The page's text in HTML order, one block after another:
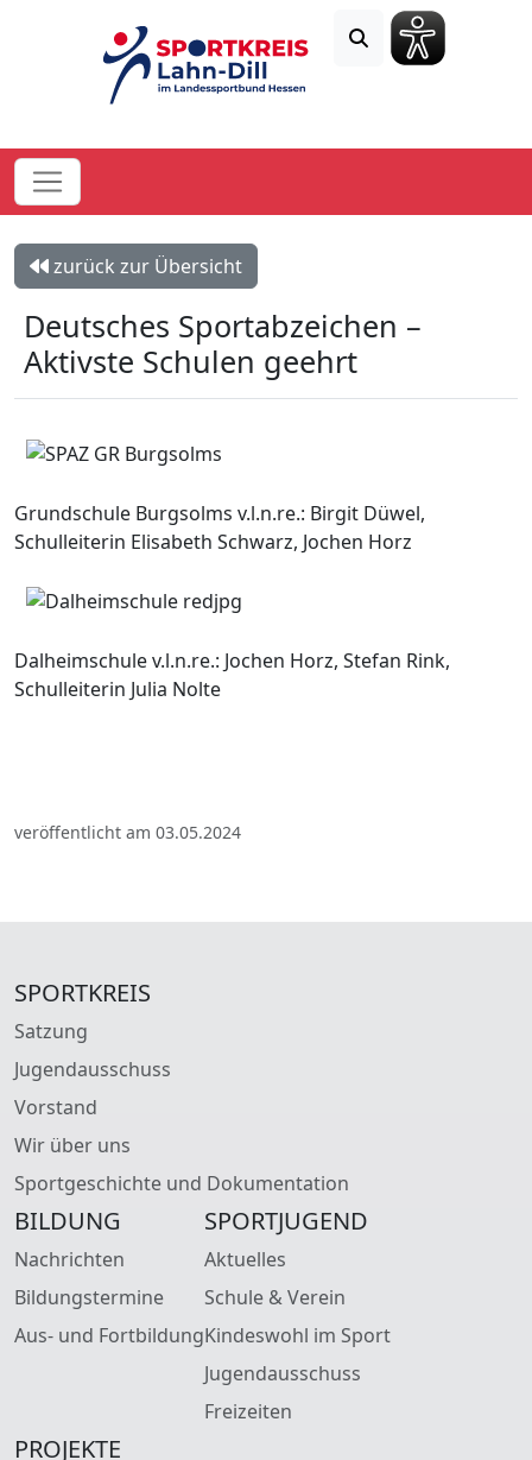
zurück zur Übersicht
Deutsches Sportabzeichen –
Aktivste Schulen geehrt
Grundschule Burgsolms v.l.n.re.: Birgit Düwel,
Schulleiterin Elisabeth Schwarz, Jochen Horz
Dalheimschule v.l.n.re.: Jochen Horz, Stefan Rink,
Schulleiterin Julia Nolte
veröffentlicht am 03.05.2024
SPORTKREIS
Satzung
Jugendausschuss
Vorstand
Wir über uns
Sportgeschichte und Dokumentation
BILDUNG
Nachrichten
Bildungstermine
Aus- und Fortbildung
SPORTJUGEND
Aktuelles
Schule & Verein
Kindeswohl im Sport
Jugendausschuss
Freizeiten
PROJEKTE